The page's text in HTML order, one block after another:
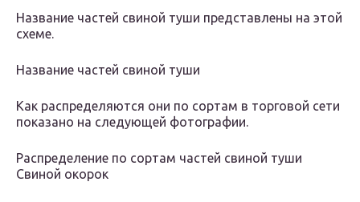
Название частей свиной туши представлены на этой
схеме.
Название частей свиной туши
Как распределяются они по сортам в торговой сети
показано на следующей фотографии.
Распределение по сортам частей свиной туши
Свиной окорок